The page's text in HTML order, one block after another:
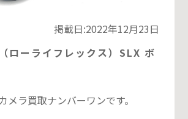
掲載日:2022年12月23日
ーライフレックス）SLX ボ
メラ買取ナンバーワンです。